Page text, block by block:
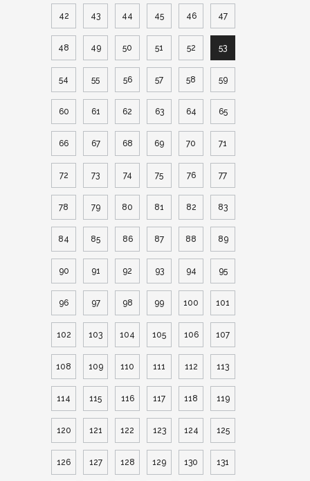
42 43 44 45 46 47
48 49 50 51 52 53
54 55 56 57 58 59
60 61 62 63 64 65
66 67 68 69 70 71
72 73 74 75 76 77
78 79 80 81 82 83
84 85 86 87 88 89
90 91 92 93 94 95
96 97 98 99 100 101
102 103 104 105 106 107
108 109 110 111 112 113
114 115 116 117 118 119
120 121 122 123 124 125
126 127 128 129 130 131